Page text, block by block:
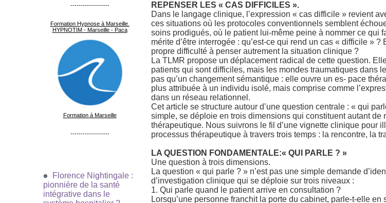
-------------------
Formation Hypnose à Marseille.
HYPNOTIM - Marseille - Paca
Formation à Marseille
-------------------
Florence Nightingale :
pionnière de la santé
intégrative dans le
REPENSER LES « CAS DIFFICILES ».
Dans le langage clinique, l’expression « cas difficile » revient
ces situations où les protocoles conventionnels semblent
soins prodigués, où le patient lui-même peine à nommer ce qui
mérite d’être interrogée : qu’est-ce qui rend un cas « difficile »
propre difficulté à penser autrement la situation clinique ?
La TLMR propose un déplacement radical de cette question.
patients qui sont difficiles, mais les mondes traumatiques dans
pas qu’un changement sémantique : elle ouvre un es- pace
plus attribuée à un individu isolé, mais comprise comme
dans un réseau relationnel.
Cet article se structure autour d’une question centrale : « qui
simple, se déploie en trois dimensions qui constituent autant de
thérapeutique. Nous suivrons le fil d’une vignette clinique pour
processus thérapeutique à travers trois temps : la rencontre, la
LA QUESTION FONDAMENTALE:« QUI PARLE ? »
Une question à trois dimensions.
La question « qui parle ? » n’est pas une simple demande
d’investigation clinique qui se déploie sur trois niveaux :
1. Qui parle quand le patient arrive en consultation ?
Lorsqu’une personne franchit la porte du cabinet, parle-t-elle en